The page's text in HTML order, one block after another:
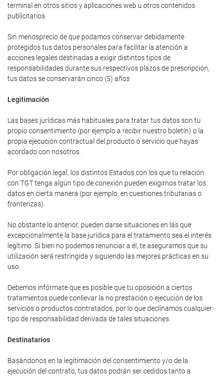
terminal en otros sitios y aplicaciones web u otros contenidos
publicitarios.
Sin menosprecio de que podamos conservar debidamente
protegidos tus datos personales para facilitar la atención a
acciones legales destinadas a exigir distintos tipos de
responsabilidades durante sus respectivos plazos de prescripción,
tus datos se conservarán cinco (5) años
Legitimación
Las bases jurídicas más habituales para tratar tus datos son tu
propio consentimiento (por ejemplo a recibir nuestro boletín) o la
propia ejecución contractual del producto o servicio que hayas
acordado con nosotros.
Por obligación legal, los distintos Estados con los que tu relación
con TGT tenga algún tipo de conexión pueden exigirnos tratar los
datos en cierta manera (por ejemplo, en cuestiones tributarias o
fronterizas).
No obstante lo anterior, pueden darse situaciones en las que
excepcionalmente la base jurídica para el tratamiento sea el interés
legítimo. Si bien no podemos renunciar a él, te aseguramos que su
utilización será restringida y siguiendo las mejores prácticas en su
uso.
Debemos infórmate que es posible que tu oposición a ciertos
tratamientos puede conllevar la no prestación o ejecución de los
servicios o productos contratados, por lo que declinamos cualquier
tipo de responsabilidad derivada de tales situaciones.
Destinatarios
Basándonos en la legitimación del consentimiento y/o de la
ejecución del contrato, tus datos podrán ser cedidos tanto a